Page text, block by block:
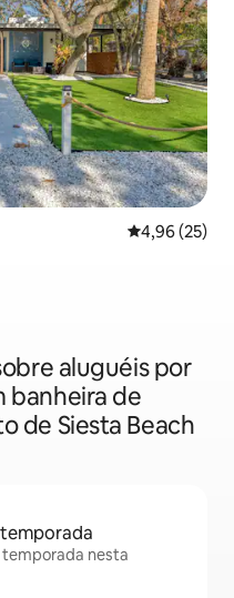
4,96 de uma
4,96 (25)
aluguéis por
banheira de
de Siesta Beach
temporada nesta